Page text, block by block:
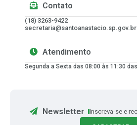
Contato
(18) 3263-9422
secretaria@santoanastacio.sp.gov.br
Atendimento
Segunda a Sexta das 08:00 às 11:30
Newsletter Inscreva-se e